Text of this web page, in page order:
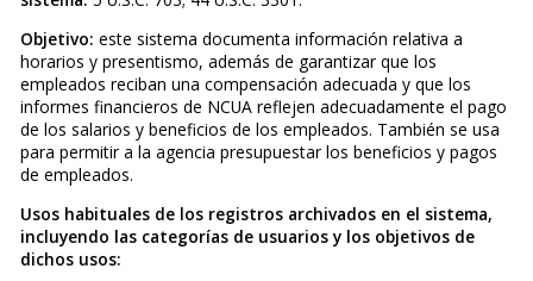
Objetivo: este sistema documenta información relativa a
horarios y presentismo, además de garantizar que los
empleados reciban una compensación adecuada y que los
informes financieros de NCUA reflejen adecuadamente el pago
de los salarios y beneficios de los empleados. También se usa
para permitir a la agencia presupuestar los beneficios y pagos
de empleados.
Usos habituales de los registros archivados en el sistema,
incluyendo las categorías de usuarios y los objetivos de
dichos usos: